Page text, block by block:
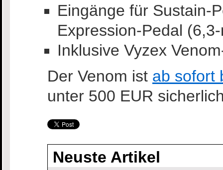
Eingänge für Sustain-
Expression-Pedal
Inklusive Vyzex
Der Venom ist ab sofort
unter 500 EUR
Neuste Artikel